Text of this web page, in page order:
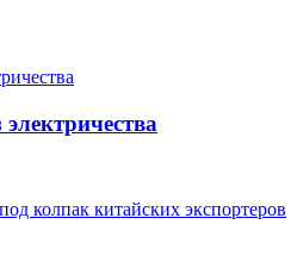
колпак китайских экспортеров